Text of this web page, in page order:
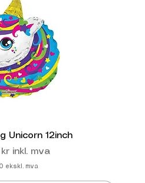
Unicorn 12inch
kr inkl. mva
ekskl. mva